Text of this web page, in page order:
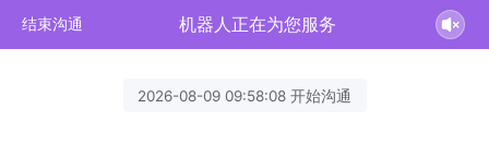
结束沟通 机器人正在为您服务
2026-08-09 09:58:08 开始沟通